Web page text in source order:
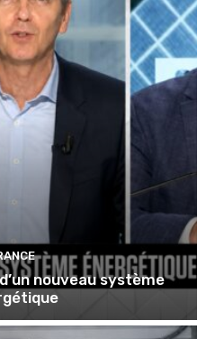
nouveau système